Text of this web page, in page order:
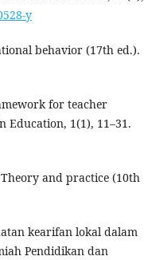
y
behavior (17th ed.).
for teacher
Education, 1(1), 11–31.
and practice (10th
kearifan lokal dalam
Pendidikan dan